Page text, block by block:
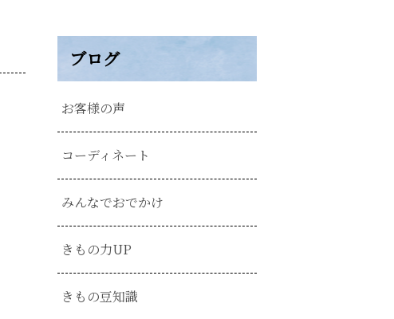
ブログ
お客様の声
コーディネート
みんなでおでかけ
きもの力UP
きもの豆知識